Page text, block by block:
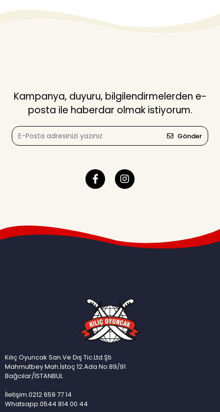
Kampanya, duyuru, bilgilendirmelerden e-
posta ile haberdar olmak istiyorum.
Gönder
Kılıç Oyuncak San.Ve Dış Tic.Ltd.Şti
Mahmutbey Mah.İstoç 12.Ada No:89/91
Bağcılar/İSTANBUL
İletişim.0212 659 77 14
Whatsapp.0544 814 00 44